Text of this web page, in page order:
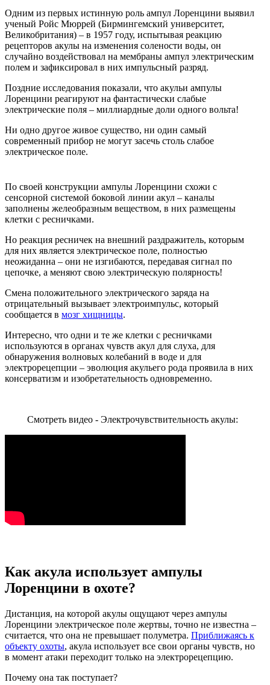
Одним из первых истинную роль ампул Лоренцини выявил
ученый Ройс Мюррей (Бирмингемский университет,
Великобритания) – в 1957 году, испытывая реакцию
рецепторов акулы на изменения солености воды, он
случайно воздействовал на мембраны ампул электрическим
полем и зафиксировал в них импульсный разряд.
Поздние исследования показали, что акульи ампулы
Лоренцини реагируют на фантастически слабые
электрические поля – миллиардные доли одного вольта!
Ни одно другое живое существо, ни один самый
современный прибор не могут засечь столь слабое
электрическое поле.
По своей конструкции ампулы Лоренцини схожи с
сенсорной системой боковой линии акул – каналы
заполнены желеобразным веществом, в них размещены
клетки с ресничками.
Но реакция ресничек на внешний раздражитель, которым
для них является электрическое поле, полностью
неожиданна – они не изгибаются, передавая сигнал по
цепочке, а меняют свою электрическую полярность!
Смена положительного электрического заряда на
отрицательный вызывает электроимпульс, который
сообщается в мозг хищницы.
Интересно, что одни и те же клетки с ресничками
используются в органах чувств акул для слуха, для
обнаружения волновых колебаний в воде и для
электрорецепции – эволюция акульего рода проявила в них
консерватизм и изобретательность одновременно.
Смотреть видео - Электрочувствительность акулы:
Как акула использует ампулы
Лоренцини в охоте?
Дистанция, на которой акулы ощущают через ампулы
Лоренцини электрическое поле жертвы, точно не известна –
считается, что она не превышает полуметра. Приближаясь к
объекту охоты, акула использует все свои органы чувств, но
в момент атаки переходит только на электрорецепцию.
Почему она так поступает?